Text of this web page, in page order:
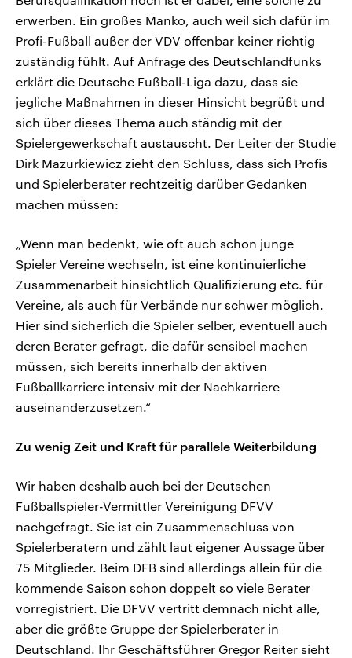
erwerben. Ein großes Manko, auch weil sich dafür im
Profi-Fußball außer der VDV offenbar keiner richtig
zuständig fühlt. Auf Anfrage des Deutschlandfunks
erklärt die Deutsche Fußball-Liga dazu, dass sie
jegliche Maßnahmen in dieser Hinsicht begrüßt und
sich über dieses Thema auch ständig mit der
Spielergewerkschaft austauscht. Der Leiter der Studie
Dirk Mazurkiewicz zieht den Schluss, dass sich Profis
und Spielerberater rechtzeitig darüber Gedanken
machen müssen:
„Wenn man bedenkt, wie oft auch schon junge
Spieler Vereine wechseln, ist eine kontinuierliche
Zusammenarbeit hinsichtlich Qualifizierung etc. für
Vereine, als auch für Verbände nur schwer möglich.
Hier sind sicherlich die Spieler selber, eventuell auch
deren Berater gefragt, die dafür sensibel machen
müssen, sich bereits innerhalb der aktiven
Fußballkarriere intensiv mit der Nachkarriere
auseinanderzusetzen.“
Zu wenig Zeit und Kraft für parallele Weiterbildung
Wir haben deshalb auch bei der Deutschen
Fußballspieler-Vermittler Vereinigung DFVV
nachgefragt. Sie ist ein Zusammenschluss von
Spielerberatern und zählt laut eigener Aussage über
75 Mitglieder. Beim DFB sind allerdings allein für die
kommende Saison schon doppelt so viele Berater
vorregistriert. Die DFVV vertritt demnach nicht alle,
aber die größte Gruppe der Spielerberater in
Deutschland. Ihr Geschäftsführer Gregor Reiter sieht